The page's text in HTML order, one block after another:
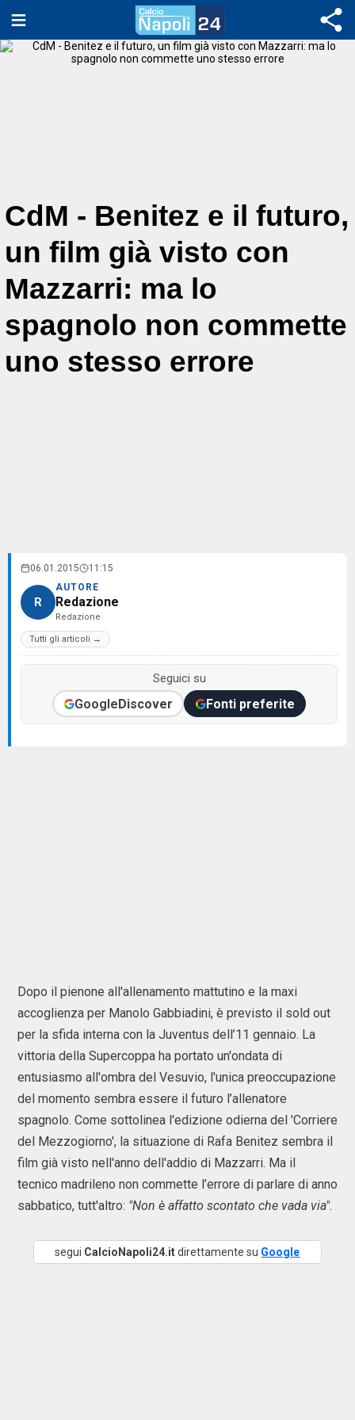
CdM - Benitez e il futuro,
un film già visto con
Mazzarri: ma lo
spagnolo non commette
uno stesso errore
06.01.2015 11:15
R
AUTORE
Redazione
Redazione
Tutti gli articoli →
Seguici su
GoogleDiscover Fonti preferite
Dopo il pienone all'allenamento mattutino e la maxi
accoglienza per Manolo Gabbiadini, è previsto il sold out
per la sfida interna con la Juventus dell’11 gennaio. La
vittoria della Supercoppa ha portato un'ondata di
entusiasmo all'ombra del Vesuvio, l'unica preoccupazione
del momento sembra essere il futuro l’allenatore
spagnolo. Come sottolinea l'edizione odierna del 'Corriere
del Mezzogiorno', la situazione di Rafa Benitez sembra il
film già visto nell'anno dell'addio di Mazzarri. Ma il
tecnico madrileno non commette l’errore di parlare di anno
sabbatico, tutt'altro: "Non è affatto scontato che vada via".
segui CalcioNapoli24.itdirettamente su Google